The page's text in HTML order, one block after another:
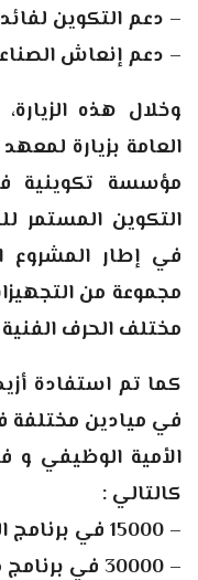
– دعم التكوين
– دعم إنعاش
وخلال هذه
العامة بزيارة
مؤسسة تكوينية
التكوين المستمر
في إطار المشروع
مجموعة من
مختلف الحرف الفنية
في ميادين مختلفة
الأمية الوظيفي و
كالتالي :
– 15000 في برنامج التكوين المستمر
– 30000 في برنامج محو الأمية الوظيفي